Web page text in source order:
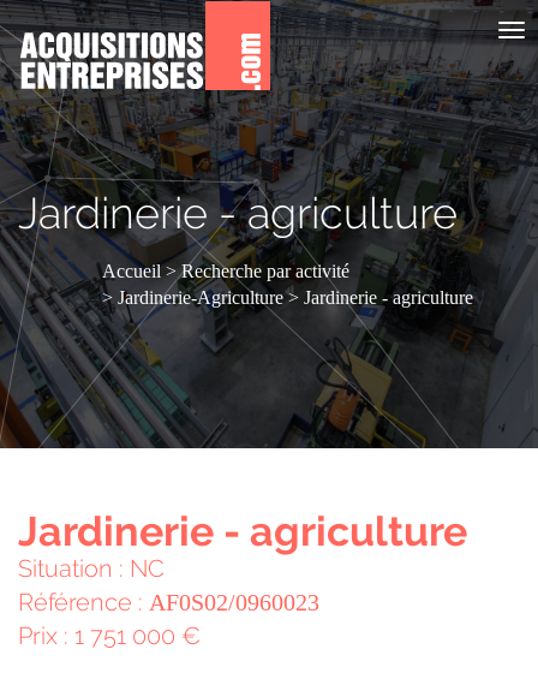
le
Jardinerie - agriculture
Accueil
Recherche par activité
Jardinerie-Agriculture
Jardinerie - agriculture
Jardinerie - agriculture
Situation : NC
Référence : AF0S02/0960023
Prix : 1 751 000 €